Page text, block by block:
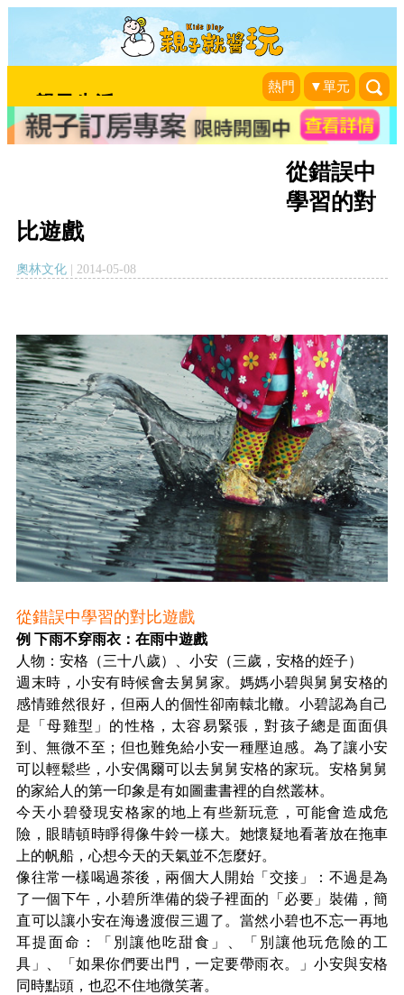
@親子生活
熱門 ▼單元
從錯誤中
學習的對
比遊戲
奧林文化 2014-05-08
從錯誤中學習的對比遊戲
例 下雨不穿雨衣：在雨中遊戲
人物：安格（三十八歲）、小安（三歲，安格的姪子）
週末時，小安有時候會去舅舅家。媽媽小碧與舅舅安格的
感情雖然很好，但兩人的個性卻南轅北轍。小碧認為自己
是「母雞型」的性格，太容易緊張，對孩子總是面面俱
到、無微不至；但也難免給小安一種壓迫感。為了讓小安
可以輕鬆些，小安偶爾可以去舅舅安格的家玩。安格舅舅
的家給人的第一印象是有如圖畫書裡的自然叢林。
今天小碧發現安格家的地上有些新玩意，可能會造成危
險，眼睛頓時睜得像牛鈴一樣大。她懷疑地看著放在拖車
上的帆船，心想今天的天氣並不怎麼好。
像往常一樣喝過茶後，兩個大人開始「交接」：不過是為
了一個下午，小碧所準備的袋子裡面的「必要」裝備，簡
直可以讓小安在海邊渡假三週了。當然小碧也不忘一再地
耳提面命：「別讓他吃甜食」、「別讓他玩危險的工
具」、「如果你們要出門，一定要帶雨衣。」小安與安格
同時點頭，也忍不住地微笑著。